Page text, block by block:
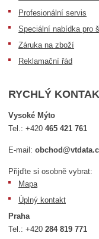
Profesionální servis
Speciální nabídka pro
Záruka na zboží
Reklamační řád
RYCHLÝ
Vysoké Mýto
Tel.:+420465 421 761
E-mail:
Přijďte si osobně vybrat:
Mapa
Úplný kontakt
Praha
Tel.:+420284 819 771